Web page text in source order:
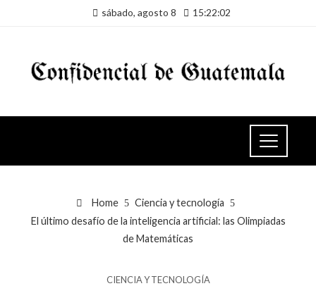
sábado, agosto 8 15:22:03
Home
Ciencia y tecnología
El último desafío de la inteligencia artificial: las Olimpiadas
de Matemáticas
CIENCIA Y TECNOLOGÍA